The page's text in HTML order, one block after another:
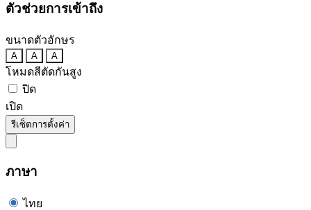
ตัวช่วยการเข้าถึง
ขนาดตัวอักษร
A A A
โหมดสีตัดกันสูง
ปิด
เปิด
รีเซ็ตการตั้งค่า
ภาษา
ไทย